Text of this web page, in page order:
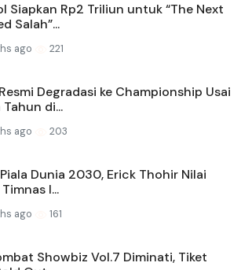
Siapkan Rp2 Triliun untuk “The Next
Salah”...
ago 221
Degradasi ke Championship Usai
di...
ago 203
Dunia 2030, Erick Thohir Nilai
I...
ago 161
Showbiz Vol.7 Diminati, Tiket